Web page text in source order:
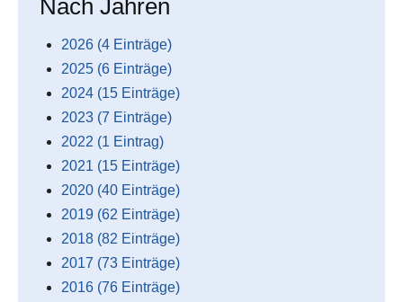
Nach Jahren
2026 (4 Einträge)
2025 (6 Einträge)
2024 (15 Einträge)
2023 (7 Einträge)
2022 (1 Eintrag)
2021 (15 Einträge)
2020 (40 Einträge)
2019 (62 Einträge)
2018 (82 Einträge)
2017 (73 Einträge)
2016 (76 Einträge)